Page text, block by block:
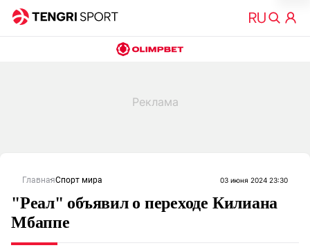
ГлавнаяСпорт мира 03 июня 2024 23:30
"Реал" объявил о переходе Килиана
Мбаппе